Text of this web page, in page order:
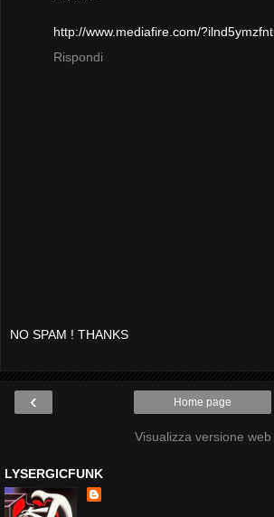
http://www.mediafire.com/?ilnd5ymzfnt
Rispondi
NO SPAM ! THANKS
‹ Home page
Visualizza versione web
LYSERGICFUNK